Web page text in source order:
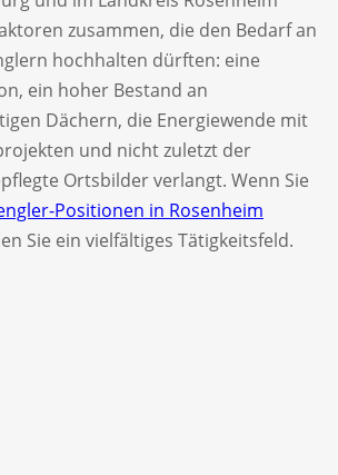
zusammen, die den Bedarf an
hochhalten dürften: eine
ein hoher Bestand an
Dächern, die Energiewende mit
und nicht zuletzt der
Ortsbilder verlangt. Wenn Sie
Positionen in Rosenheim
Sie ein vielfältiges Tätigkeitsfeld.